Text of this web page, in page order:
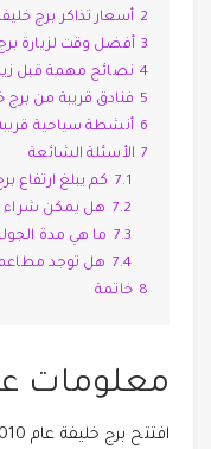
2 أسعار تذاكر برج خليفة
3 أفضل وقت لزيارة
4 نصائح مهمة قبل
5 فنادق قريبة من برج
6 أنشطة سياحية
7 الأسئلة الشائعة
7.1 كم يبلغ ارتفاع
7.2 هل يمكن شراء
7.3 ما هي مدة
7.4 هل توجد مطاعم
8 خاتمة
معلومات